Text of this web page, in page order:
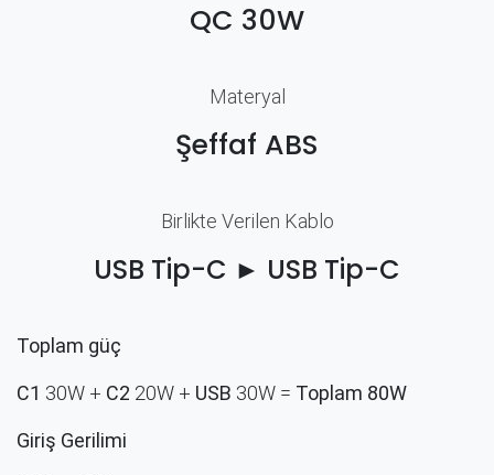
QC 30W
Materyal​
Şeffaf ABS
Birlikte Verilen Kablo
USB Tip-C ► USB Tip-C
Toplam güç
C1 30W + C2 20W + USB 30W = Toplam 80W
Giriş Gerilimi